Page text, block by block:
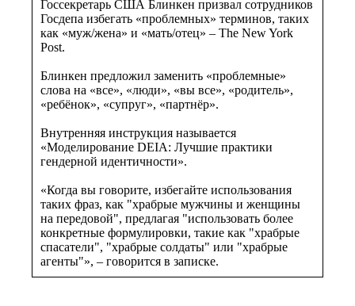
Госсекретарь США Блинкен призвал сотрудников
Госдепа избегать «проблемных» терминов, таких
как «муж/жена» и «мать/отец» – The New York
Post.
Блинкен предложил заменить «проблемные»
слова на «все», «люди», «вы все», «родитель»,
«ребёнок», «супруг», «партнёр».
Внутренняя инструкция называется
«Моделирование DEIA: Лучшие практики
гендерной идентичности».
«Когда вы говорите, избегайте использования
таких фраз, как "храбрые мужчины и женщины
на передовой", предлагая "использовать более
конкретные формулировки, такие как "храбрые
спасатели", "храбрые солдаты" или "храбрые
агенты"», – говорится в записке.